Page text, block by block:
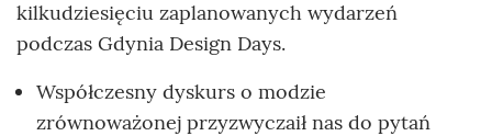
kilkudziesięciu zaplanowanych wydarzeń
podczas Gdynia Design Days.
Współczesny dyskurs o modzie
zrównoważonej przyzwyczaił nas do pytań